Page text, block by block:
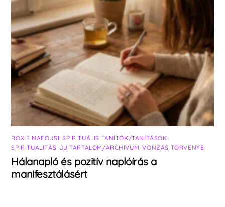
ROXIE NAFOUSI ,SPIRITUÁLIS TANÍTÓK/TANÍTÁSOK
SPIRITUALITÁS ÚJ TARTALOM/ARCHÍVUM ,VONZÁS TÖRVÉNYE
Hálanapló és pozitív naplóírás a
manifesztálásért